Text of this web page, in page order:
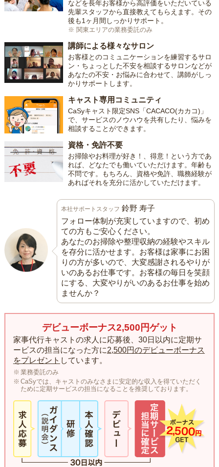
などを長年お客様から高評価をいただいている
先輩スタッフから直接教えてもらえます。その
後も1ヶ月間しっかりサポート。
※ 関東エリアの業務委託のみ
講師による様々なサロン
お客様とのコミュニケーションを練習するサロ
ン・ちょっとした不安を相談するサロンなどが
あなたの不安・お悩みに合わせて、講師がしっ
かりサポートします。
キャスト専用コミュニティ
CaSyキャスト限定SNS「CACACO(カカコ)」
で、サービスのノウハウを共有したり、悩みを
相談することができます。
資格・免許不要
お掃除やお料理が好き！、得意！という方であ
れば、どなたでも働いていただけます。年齢も
不問です。もちろん、資格や免許、職務経験が
あればそれを充分に活かしていただけます。
本社サポートスタッフ 鈴野 寿子
フォロー体制が充実していますので、初め
ての方もご安心ください。
あなたのお掃除や整理収納の経験やスキル
を存分に活かせます。お客様は家事にお困
りの方が多いので、大変感謝されるやりが
いのあるお仕事です。お客様の毎日を笑顔
にする、大変やりがいのあるお仕事を始め
ませんか？
デビューボーナス2,500円ゲット
家事代行キャストの求人に応募後、30日以内に定期サ
ービスの担当になった方に2,500円のデビューボーナス
をプレゼント しています。
業務委託のみ
CaSyでは、キャストのみなさまに安定的な収入を得ていただく
ために定期サービスの担当になることを推奨しております。